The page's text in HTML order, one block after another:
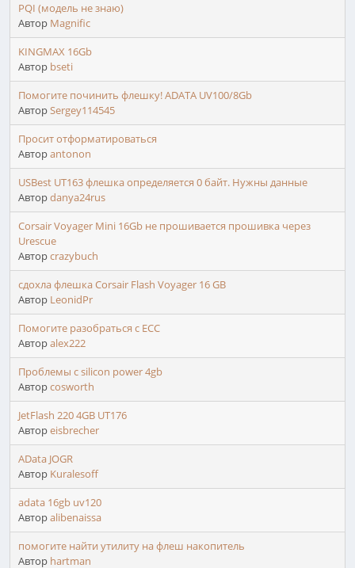
PQI (модель не знаю)
Автор Magnific
KINGMAX 16Gb
Автор bseti
Помогите починить флешку! ADATA UV100/8Gb
АвторSergey114545
Просит отформатироваться
Авторantonon
USBest UT163 флешка определяется 0 байт. Нужны данные
Авторdanya24rus
Corsair Voyager Mini 16Gb не прошивается прошивка через
Urescue
Авторcrazybuch
сдохла флешка Corsair Flash Voyager 16 GB
Автор LeonidPr
Помогите разобраться с ЕСС
Авторalex222
Проблемы с silicon power 4gb
Авторcosworth
JetFlash 220 4GB UT176
Авторeisbrecher
AData JOGR
Автор Kuralesoff
adata 16gb uv120
Авторalibenaissa
помогите найти утилиту на флеш накопитель
Автор hartman